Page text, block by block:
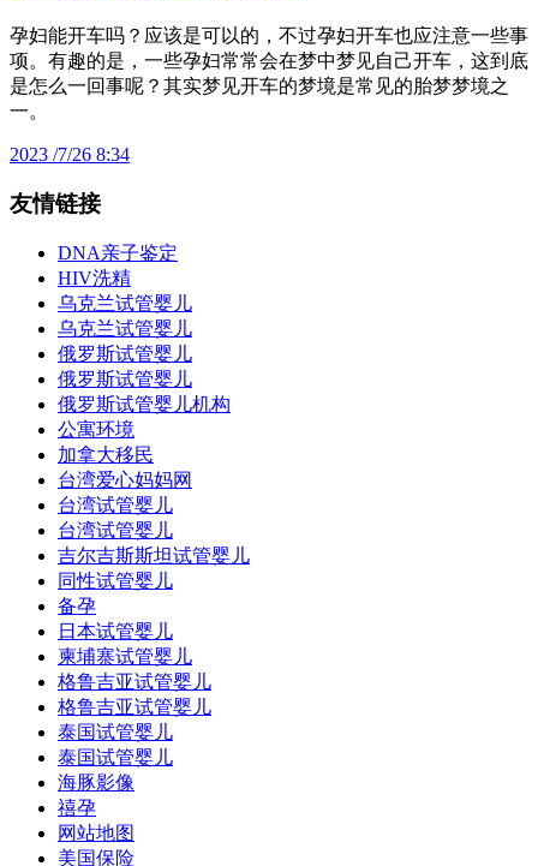
孕妇能开车吗？应该是可以的，不过孕妇开车也应注意一些事
项。有趣的是，一些孕妇常常会在梦中梦见自己开车，这到底
是怎么一回事呢？其实梦见开车的梦境是常见的胎梦梦境之
一。
2023 /7/26 8:34
友情链接
DNA亲子鉴定
HIV洗精
乌克兰试管婴儿
乌克兰试管婴儿
俄罗斯试管婴儿
俄罗斯试管婴儿
俄罗斯试管婴儿机构
公寓环境
加拿大移民
台湾爱心妈妈网
台湾试管婴儿
台湾试管婴儿
吉尔吉斯斯坦试管婴儿
同性试管婴儿
备孕
日本试管婴儿
柬埔寨试管婴儿
格鲁吉亚试管婴儿
格鲁吉亚试管婴儿
泰国试管婴儿
泰国试管婴儿
海豚影像
禧孕
网站地图
美国保险